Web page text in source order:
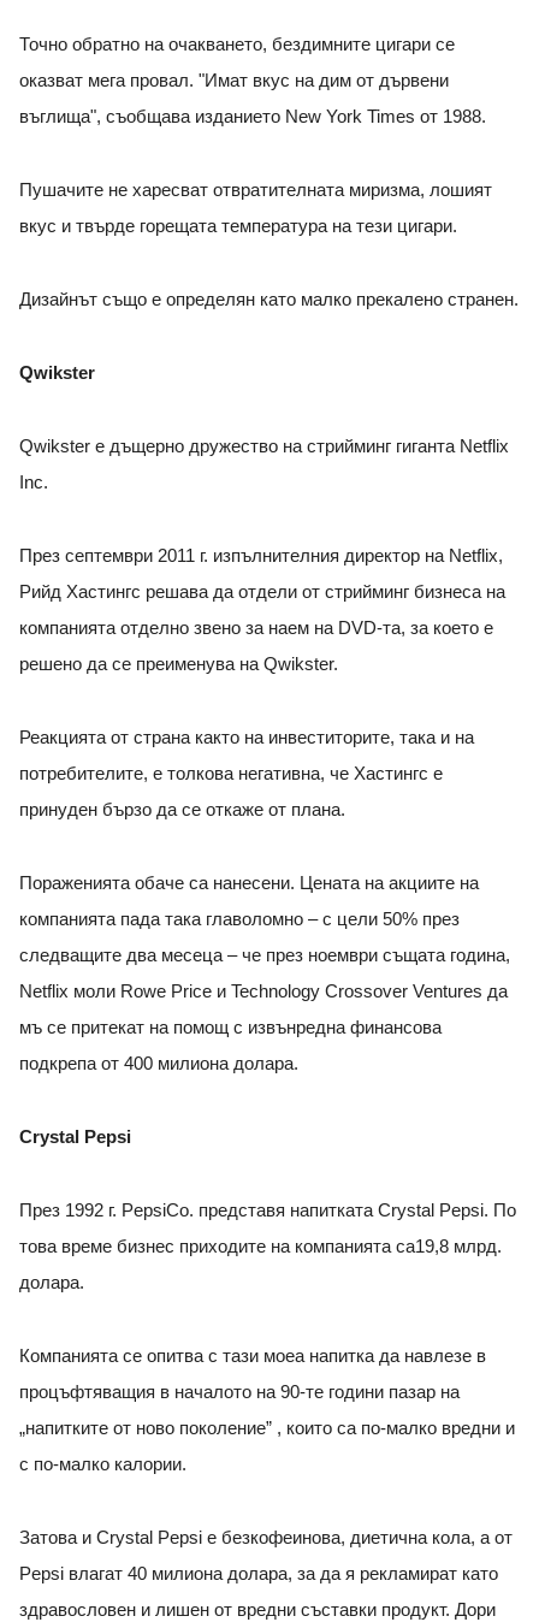
Точно обратно на очакването, бездимните цигари се
оказват мега провал. "Имат вкус на дим от дървени
въглища", съобщава изданието New York Times от 1988.
Пушачите не харесват отвратителната миризма, лошият
вкус и твърде горещата температура на тези цигари.
Дизайнът също е определян като малко прекалено странен.
Qwikster
Qwikster е дъщерно дружество на стрийминг гиганта Netflix
Inc.
През септември 2011 г. изпълнителния директор на Netflix,
Рийд Хастингс решава да отдели от стрийминг бизнеса на
компанията отделно звено за наем на DVD-та, за което е
решено да се преименува на Qwikster.
Реакцията от страна както на инвеститорите, така и на
потребителите, е толкова негативна, че Хастингс е
принуден бързо да се откаже от плана.
Пораженията обаче са нанесени. Цената на акциите на
компанията пада така главоломно – с цели 50% през
следващите два месеца – че през ноември същата година,
Netflix моли Rowe Price и Technology Crossover Ventures да
мъ се притекат на помощ с извънредна финансова
подкрепа от 400 милиона долара.
Crystal Pepsi
През 1992 г. PepsiCo. представя напитката Crystal Pepsi. По
това време бизнес приходите на компанията са19,8 млрд.
долара.
Компанията се опитва с тази моеа напитка да навлезе в
процъфтяващия в началото на 90-те години пазар на
„напитките от ново поколение” , които са по-малко вредни и
с по-малко калории.
Затова и Crystal Pepsi е безкофеинова, диетична кола, а от
Pepsi влагат 40 милиона долара, за да я рекламират като
здравословен и лишен от вредни съставки продукт. Дори